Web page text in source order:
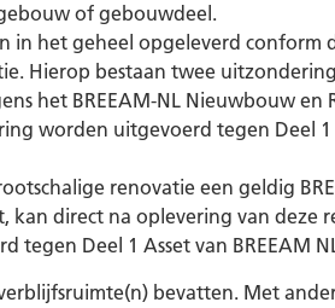
of gebouwdeel.
in het geheel opgeleverd conform
Hierop bestaan twee
het BREEAM-NL Nieuwbouw en
worden uitgevoerd tegen Deel 1
renovatie een geldig
kan direct na oplevering van deze
Deel 1 Asset van BREEAM
bevatten. Met